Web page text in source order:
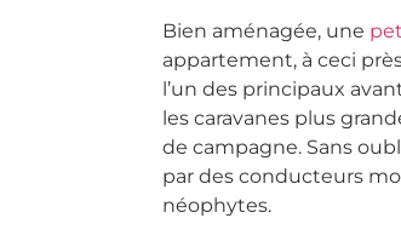
Bien aménagée, une
appartement, à ceci
l’un des principaux
les caravanes plus
de campagne. Sans
par des conducteurs
néophytes.